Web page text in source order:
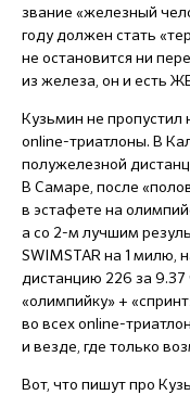
звание «железный
году должен стать
не остановится ни
из железа, он и есть
Кузьмин не пропустил
online-триатлоны. В
полужелезной
В Самаре, после
в эстафете на
а со 2-млучшим
SWIMSTAR на 1 милю,
дистанцию 226 за
«олимпийку» +
во всех online-
и везде, где только
Вот, что пишут про